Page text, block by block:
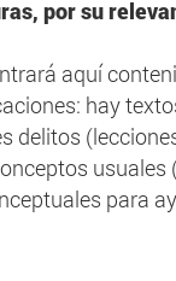
por su
aquí
hay
delitos
usuales
para